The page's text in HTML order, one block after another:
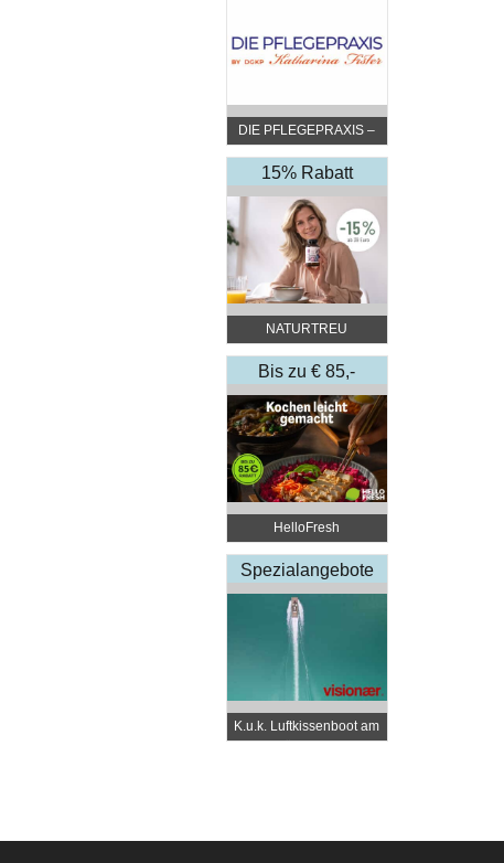
DIE PFLEGEPRAXIS –
by DGKP Katharina
Fister
15% Rabatt
NATURTREU
Bis zu € 85,-
Rabatt
HelloFresh
Spezialangebote
K.u.k. Luftkissenboot am
Wörthersee